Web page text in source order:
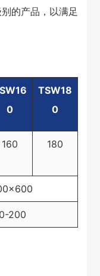
的产品，以满足
0
TSW18
0
160 180
200